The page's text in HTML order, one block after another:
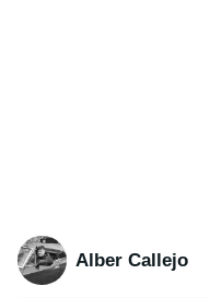
Alber Callejo